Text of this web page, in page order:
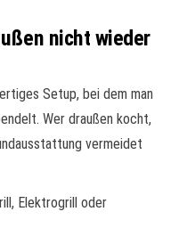
nicht wieder
Setup, bei dem man
Wer draußen kocht,
vermeidet
Elektrogrill oder